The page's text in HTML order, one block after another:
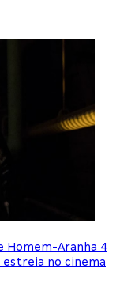
Homem-Aranha 4
no cinema